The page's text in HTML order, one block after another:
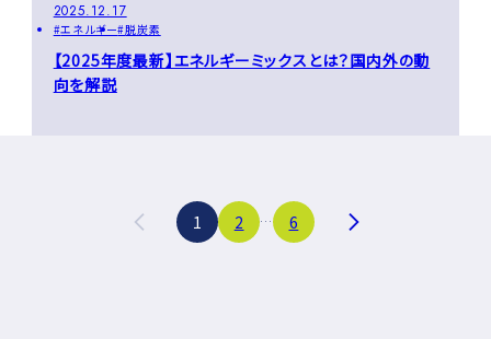
2025.12.17
エネルギー 脱炭素
【2025年度最新】エネルギーミックスとは？国内外の動
向を解説
1 2 … 6